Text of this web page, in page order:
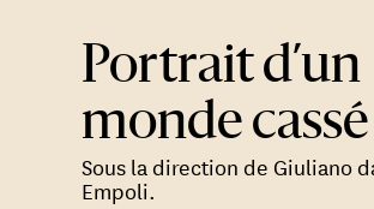
Portrait d’un
monde cassé
Sous la direction de Giuliano
Empoli.